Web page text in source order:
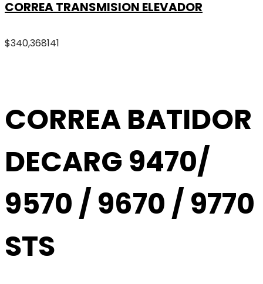
CORREA TRANSMISION ELEVADOR
$340,368141
CORREA BATIDOR
DECARG 9470/
9570 / 9670 / 9770
STS